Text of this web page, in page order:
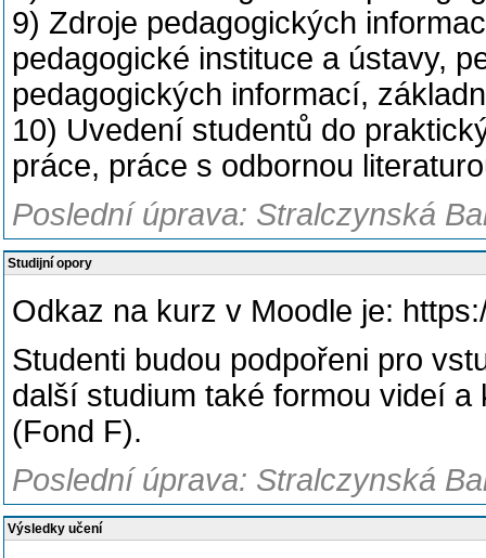
9) Zdroje pedagogických
pedagogické instituce a ústavy,
pedagogických informací,
10) Uvedení studentů do
práce, práce s odbornou
Poslední úprava: Stralczynská
Studijní opory
Odkaz na kurz v Moodle je:
Studenti budou podpořeni pro
další studium také formou videí
(Fond F).
Poslední úprava: Stralczynská
Výsledky učení